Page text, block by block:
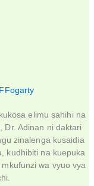
elimu sahihi na
Dr. Adinan ni daktari
zinalenga kusaidia
kudhibiti na kuepuka
wa vyuo vya